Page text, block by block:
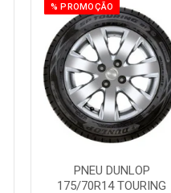
% PROMOÇÃO
PNEU DUNLOP
175/70R14 TOURING